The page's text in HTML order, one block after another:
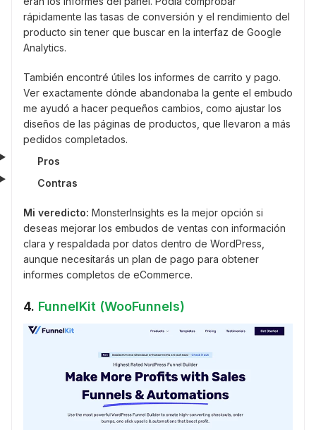
rápidamente las tasas de conversión y el rendimiento del
producto sin tener que buscar en la interfaz de Google
Analytics.
También encontré útiles los informes de carrito y pago.
Ver exactamente dónde abandonaba la gente el embudo
me ayudó a hacer pequeños cambios, como ajustar los
diseños de las páginas de productos, que llevaron a más
pedidos completados.
Pros
Contras
Mi veredicto: MonsterInsights es la mejor opción si
deseas mejorar los embudos de ventas con información
clara y respaldada por datos dentro de WordPress,
aunque necesitarás un plan de pago para obtener
informes completos de eCommerce.
4. FunnelKit (WooFunnels)